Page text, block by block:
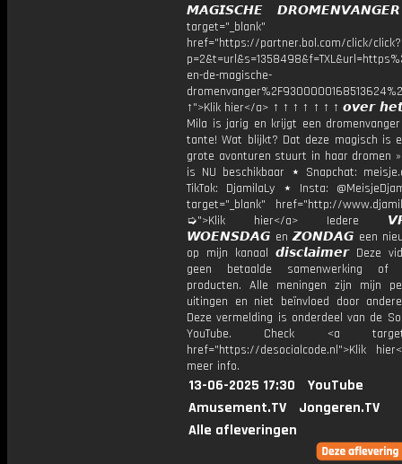
𝙈𝘼𝙂𝙄𝙎𝘾𝙃𝙀
target="_blank"
href="https://partner.bol.com/click/click?
en-de-magische-
↑">Klik hier</a> ↑ ↑ ↑ ↑ ↑ ↑ ↑ 𝙤𝙫𝙚𝙧
Mila is jarig en krijgt een
tante! Wat blijkt? Dat deze magisch is
grote avonturen stuurt in haar dromen
is NU beschikbaar ⋆ Snapchat:
TikTok: DjamilaLy ⋆ Insta:
target="_blank" href="http://
➭">Klik hier</a> Iedere
𝙒𝙊𝙀𝙉𝙎𝘿𝘼𝙂 en 𝙕𝙊𝙉𝘿𝘼𝙂 een
op mijn kanaal 𝙙𝙞𝙨𝙘𝙡𝙖𝙞𝙢𝙚𝙧 Deze
geen betaalde samenwerking of
producten. Alle meningen zijn mijn
uitingen en niet beïnvloed door
Deze vermelding is onderdeel van de
YouTube. Check <a
href="https://desocialcode.nl">Klik
meer info.
13-06-2025 17:30
YouTube
Amusement.TV
Jongeren.TV
Alle afleveringen